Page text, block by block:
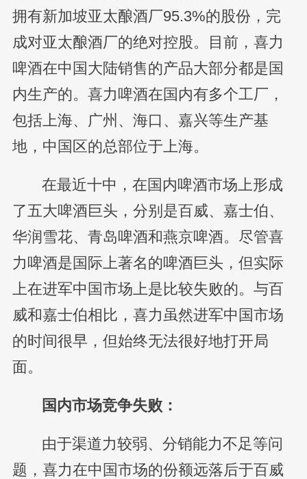
拥有新加坡亚太酿酒厂95.3%的股份，完
成对亚太酿酒厂的绝对控股。目前，喜力
啤酒在中国大陆销售的产品大部分都是国
内生产的。喜力啤酒在国内有多个工厂，
包括上海、广州、海口、嘉兴等生产基
地，中国区的总部位于上海。
在最近十中，在国内啤酒市场上形成
了五大啤酒巨头，分别是百威、嘉士伯、
华润雪花、青岛啤酒和燕京啤酒。尽管喜
力啤酒是国际上著名的啤酒巨头，但实际
上在进军中国市场上是比较失败的。与百
威和嘉士伯相比，喜力虽然进军中国市场
的时间很早，但始终无法很好地打开局
面。
国内市场竞争失败：
由于渠道力较弱、分销能力不足等问
题，喜力在中国市场的份额远落后于百威